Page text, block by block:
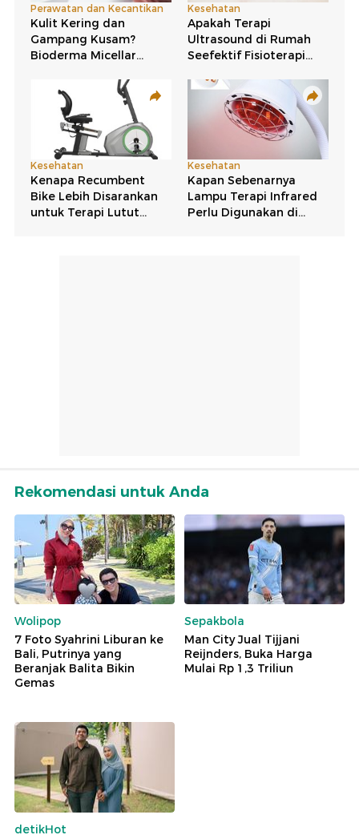
Rekomendasi untuk Anda
Wolipop
7 Foto Syahrini Liburan ke
Bali, Putrinya yang
Beranjak Balita Bikin
Gemas
Sepakbola
Man City Jual Tijjani
Reijnders, Buka Harga
Mulai Rp 1,3 Triliun
detikHot